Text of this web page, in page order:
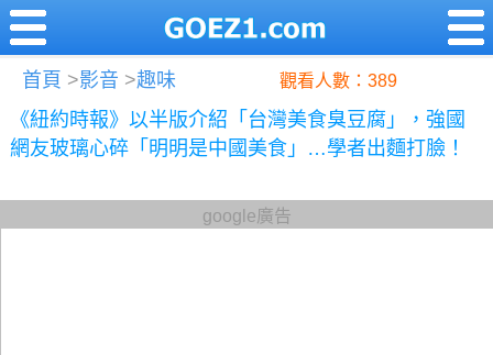
首頁 >影音 >趣味 觀看人數：389
《紐約時報》以半版介紹「台灣美食臭豆腐」，強國
網友玻璃心碎「明明是中國美食」…學者出麵打臉！
google廣告